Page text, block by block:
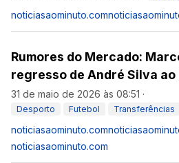
noticiasaominuto.com
Rumores do Mercado:
regresso de André Silva ao
31 de maio de 2026 às 08:51 ·
Desporto Futebol Transferências
noticiasaominuto.com
noticiasaominuto.com